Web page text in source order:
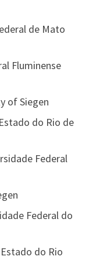
de Mato
Fluminense
of Siegen
do Rio de
Federal
Federal do
do Rio